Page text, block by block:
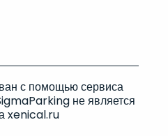
с помощью сервиса
не является
xenical.ru